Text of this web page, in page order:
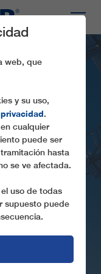
web, que
y su uso,
.
cualquier
puede ser
hasta
se ve afectada.
uso de todas
supuesto puede